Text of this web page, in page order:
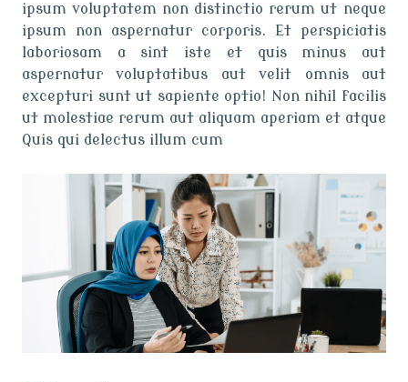
ipsum voluptatem non distinctio rerum ut neque
ipsum non aspernatur corporis. Et perspiciatis
laboriosam a sint iste et quis minus aut
aspernatur voluptatibus aut velit omnis aut
excepturi sunt ut sapiente optio! Non nihil facilis
ut molestiae rerum aut aliquam aperiam et atque
Quis qui delectus illum cum